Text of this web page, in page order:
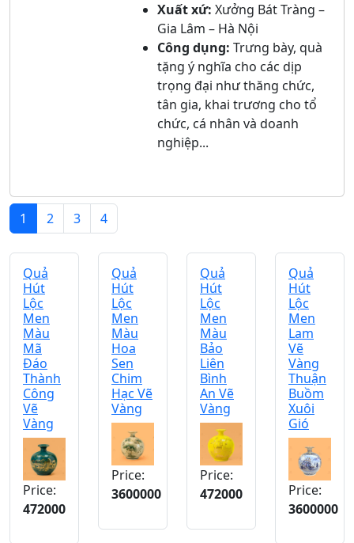
Xuất xứ: Xưởng Bát Tràng –
Gia Lâm – Hà Nội
Công dụng: Trưng bày, quà
tặng ý nghĩa cho các dịp
trọng đại như thăng chức,
tân gia, khai trương cho tổ
chức, cá nhân và doanh
nghiệp...
1 2 3 4
Quả
Hút
Lộc
Men
Màu
Mã
Đáo
Thành
Công
Vẽ
Vàng
Price:
472000
Quả
Hút
Lộc
Men
Màu
Hoa
Sen
Chim
Hạc Vẽ
Vàng
Price:
3600000
Quả
Hút
Lộc
Men
Màu
Bảo
Liên
Bình
An Vẽ
Vàng
Price:
472000
Quả
Hút
Lộc
Men
Lam
Vẽ
Vàng
Thuận
Buồm
Xuôi
Gió
Price:
3600000